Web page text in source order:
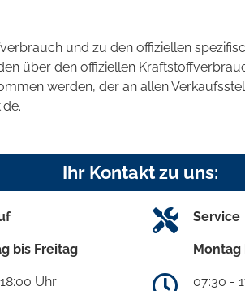
und zu den offiziellen
über den offiziellen
werden, der an allen
Ihr Kontakt zu uns:
bis Freitag
Uhr
Service
Montag
07:30 -